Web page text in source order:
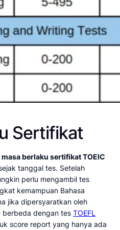
Sertifikat
masa berlaku sertifikat TOEIC
tanggal tes. Setelah
perlu mengambil tes
kemampuan Bahasa
jika dipersyaratkan oleh
berbeda dengan tesTOEFL
score report yang hanya ada